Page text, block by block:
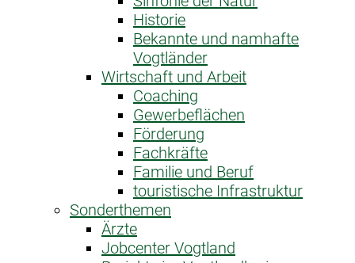
Historie
Bekannte und namhafte
Vogtländer
Wirtschaft und Arbeit
Coaching
Gewerbeflächen
Förderung
Fachkräfte
Familie und Beruf
touristische Infrastruktur
Sonderthemen
Ärzte
Jobcenter Vogtland